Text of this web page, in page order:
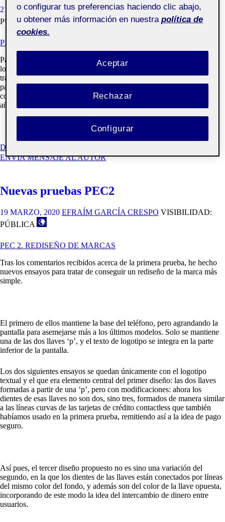
21 MARZO, 2020 EFRAÍM GARCÍA CRESPO VISIBILIDAD:
PÚBLICA
PEC 2. REDISEÑO DE MARCAS
Para esta propuesta he optado por concentrarme únicamente en el
logotipo e integrar en él el concepto de la llave con el que había
trabajado en pruebas anteriores como representación de la idea de
pagos seguros que ofrece PayPal. Así, la primera ‘p’ del nombre de la
compañía es alargada con un rectángulo del mismo color, al que se
añaden lateralmente dos más para completar la forma de la llave.
DEBATE
PRUEBA
ENVÍA MENSAJE AL AUTOR
Nuevas pruebas PEC2
19 MARZO, 2020 EFRAÍM GARCÍA CRESPO VISIBILIDAD:
PÚBLICA
PEC 2. REDISEÑO DE MARCAS
Tras los comentarios recibidos acerca de la primera prueba, he hecho
nuevos ensayos para tratar de conseguir un rediseño de la marca más
simple.
El primero de ellos mantiene la base del teléfono, pero agrandando la
pantalla para asemejarse más a los últimos modelos. Solo se mantiene
una de las dos llaves ‘p’, y el texto de logotipo se integra en la parte
inferior de la pantalla.
Los dos siguientes ensayos se quedan únicamente con el logotipo
textual y el que era elemento central del primer diseño: las dos llaves
formadas a partir de una ‘p’, pero con modificaciones: ahora los
dientes de esas llaves no son dos, sino tres, formados de manera similar
a las líneas curvas de las tarjetas de crédito contactless que también
habíamos usado en la primera prueba, remitiendo así a la idea de pago
seguro.
Así pues, el tercer diseño propuesto no es sino una variación del
segundo, en la que los dientes de las llaves están conectados por líneas
del mismo color del fondo, y además son del color de la llave opuesta,
incorporando de este modo la idea del intercambio de dinero entre
usuarios.
o configurar tus preferencias haciendo clic abajo,
u obtener más información en nuestra política de
cookies.
Rechazar
Aceptar
Configurar